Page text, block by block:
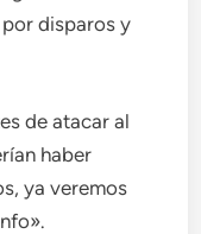
disparos y
de atacar al
haber
ya veremos